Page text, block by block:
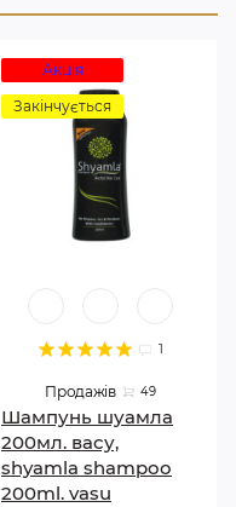
Акція
Закінчується
1
Продажів 49
Шампунь шуамла
200мл. васу,
shyamla shampoo
200ml. vasu